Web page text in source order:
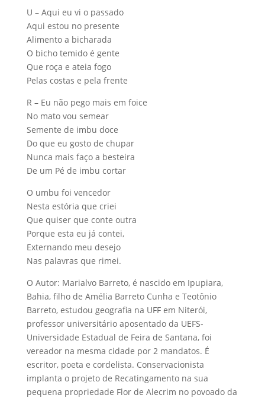
U – Aqui eu vi o passado
Aqui estou no presente
Alimento a bicharada
O bicho temido é gente
Que roça e ateia fogo
Pelas costas e pela frente
R – Eu não pego mais em foice
No mato vou semear
Semente de imbu doce
Do que eu gosto de chupar
Nunca mais faço a besteira
De um Pé de imbu cortar
O umbu foi vencedor
Nesta estória que criei
Que quiser que conte outra
Porque esta eu já contei,
Externando meu desejo
Nas palavras que rimei.
O Autor: Marialvo Barreto, é nascido em Ipupiara,
Bahia, filho de Amélia Barreto Cunha e Teotônio
Barreto, estudou geografia na UFF em Niterói,
professor universitário aposentado da UEFS-
Universidade Estadual de Feira de Santana, foi
vereador na mesma cidade por 2 mandatos. É
escritor, poeta e cordelista. Conservacionista
implanta o projeto de Recatingamento na sua
pequena propriedade Flor de Alecrim no povoado da